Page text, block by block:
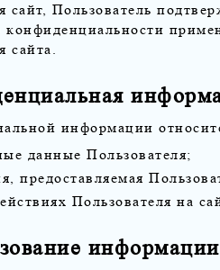
сайт, Пользователь
сайта.
информации
данные Пользователя;
предоставляемая
Пользователя на
информации